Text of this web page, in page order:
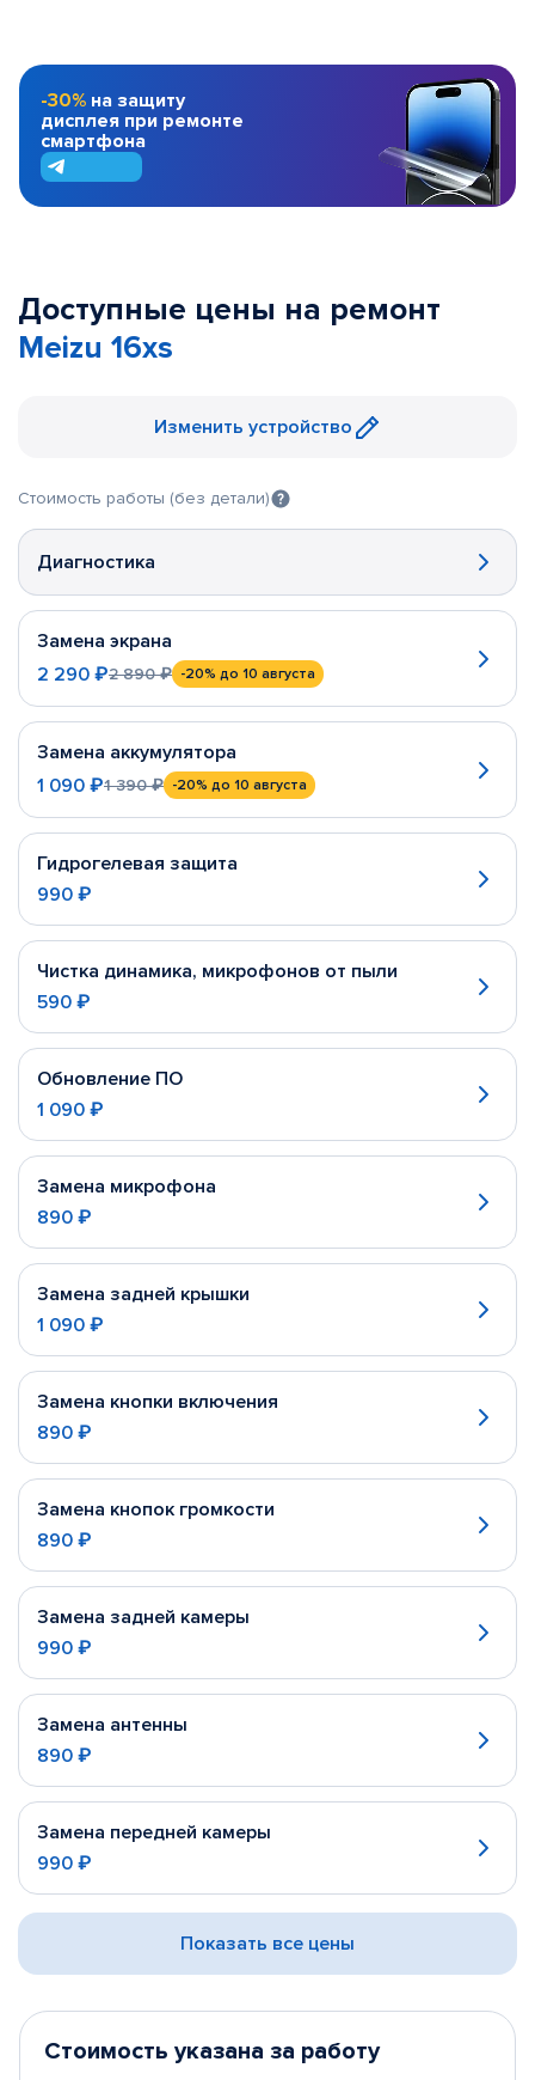
-30% на защиту
дисплея при ремонте
смартфона
Доступные цены на ремонт
Meizu 16xs
Изменить устройство
Стоимость работы (без детали)
Диагностика
Замена экрана
2 290 ₽2 890 ₽ -20% до 10 августа
Замена аккумулятора
1 090 ₽1 390 ₽ -20% до 10 августа
Гидрогелевая защита
990 ₽
Чистка динамика, микрофонов от пыли
590 ₽
Обновление ПО
1 090 ₽
Замена микрофона
890 ₽
Замена задней крышки
1 090 ₽
Замена кнопки включения
890 ₽
Замена кнопок громкости
890 ₽
Замена задней камеры
990 ₽
Замена антенны
890 ₽
Замена передней камеры
990 ₽
Показать все цены
Стоимость указана за работу